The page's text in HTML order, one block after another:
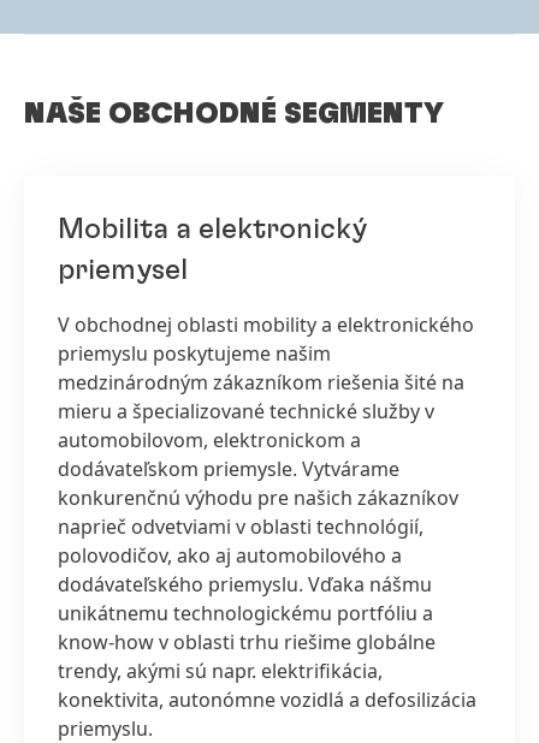
NAŠE OBCHODNÉ SEGMENTY
Mobilita a elektronický
priemysel
V obchodnej oblasti mobility a elektronického
priemyslu poskytujeme našim
medzinárodným zákazníkom riešenia šité na
mieru a špecializované technické služby v
automobilovom, elektronickom a
dodávateľskom priemysle. Vytvárame
konkurenčnú výhodu pre našich zákazníkov
naprieč odvetviami v oblasti technológií,
polovodičov, ako aj automobilového a
dodávateľského priemyslu. Vďaka nášmu
unikátnemu technologickému portfóliu a
know-how v oblasti trhu riešime globálne
trendy, akými sú napr. elektrifikácia,
konektivita, autonómne vozidlá a defosilizácia
priemyslu.